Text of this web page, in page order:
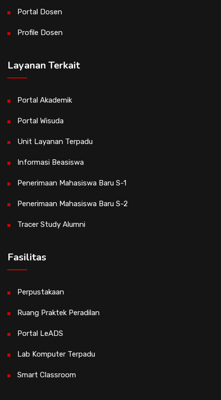
Portal Dosen
Profile Dosen
Layanan Terkait
Portal Akademik
Portal Wisuda
Unit Layanan Terpadu
Informasi Beasiswa
Penerimaan Mahasiswa Baru S-1
Penerimaan Mahasiswa Baru S-2
Tracer Study Alumni
Fasilitas
Perpustakaan
Ruang Praktek Peradilan
Portal LeADS
Lab Komputer Terpadu
Smart Classroom